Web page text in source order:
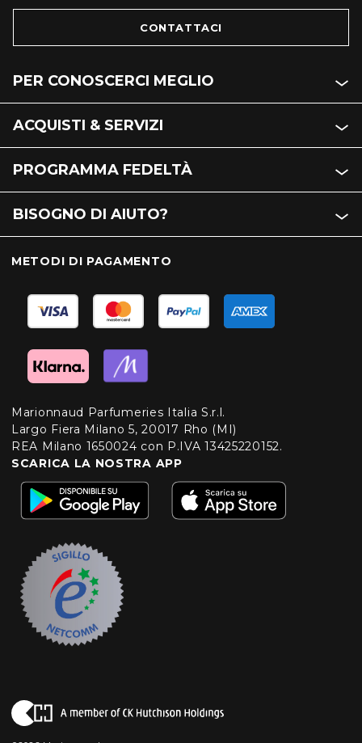
CONTATTACI
PER CONOSCERCI MEGLIO
ACQUISTI & SERVIZI
PROGRAMMA FEDELTÀ
BISOGNO DI AIUTO?
METODI DI PAGAMENTO
Marionnaud Parfumeries Italia S.r.l.
Largo Fiera Milano 5, 20017 Rho (MI)
REA Milano 1650024 con P.IVA 13425220152.
SCARICA LA NOSTRA APP